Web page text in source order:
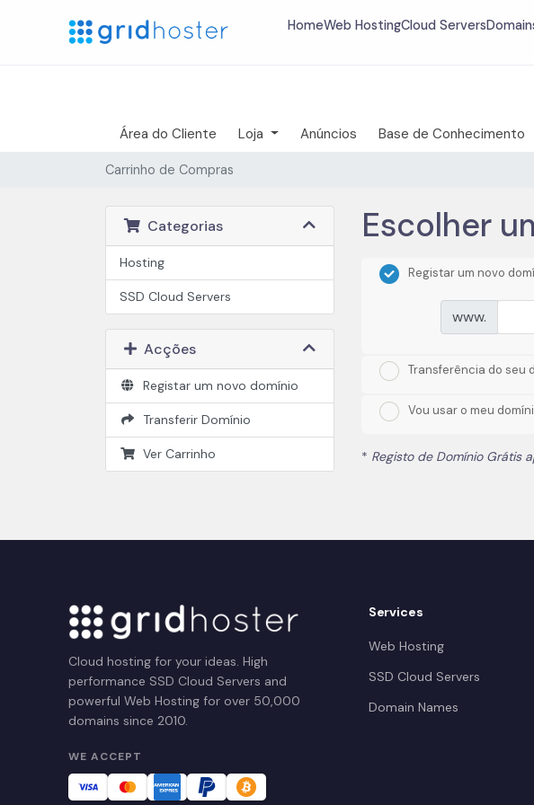
HomeWeb HostingCloud Servers
Área do Cliente Loja Anúncios Base de Conhecimento
Carrinho de Compras
Categorias
Hosting
SSD Cloud Server‎s
Acções
Registar um novo domínio
Transferir Domínio
Ver Carrinho
Escolher
Registar um novo
www.
Transferência do seu
Vou usar o meu
* Registo de Domínio Grátis
Cloud hosting for your ideas. High
performance SSD Cloud Servers and
powerful Web Hosting for over 50,000
domains since 2010.
WE ACCEPT
Services
Web Hosting
SSD Cloud Servers
Domain Names